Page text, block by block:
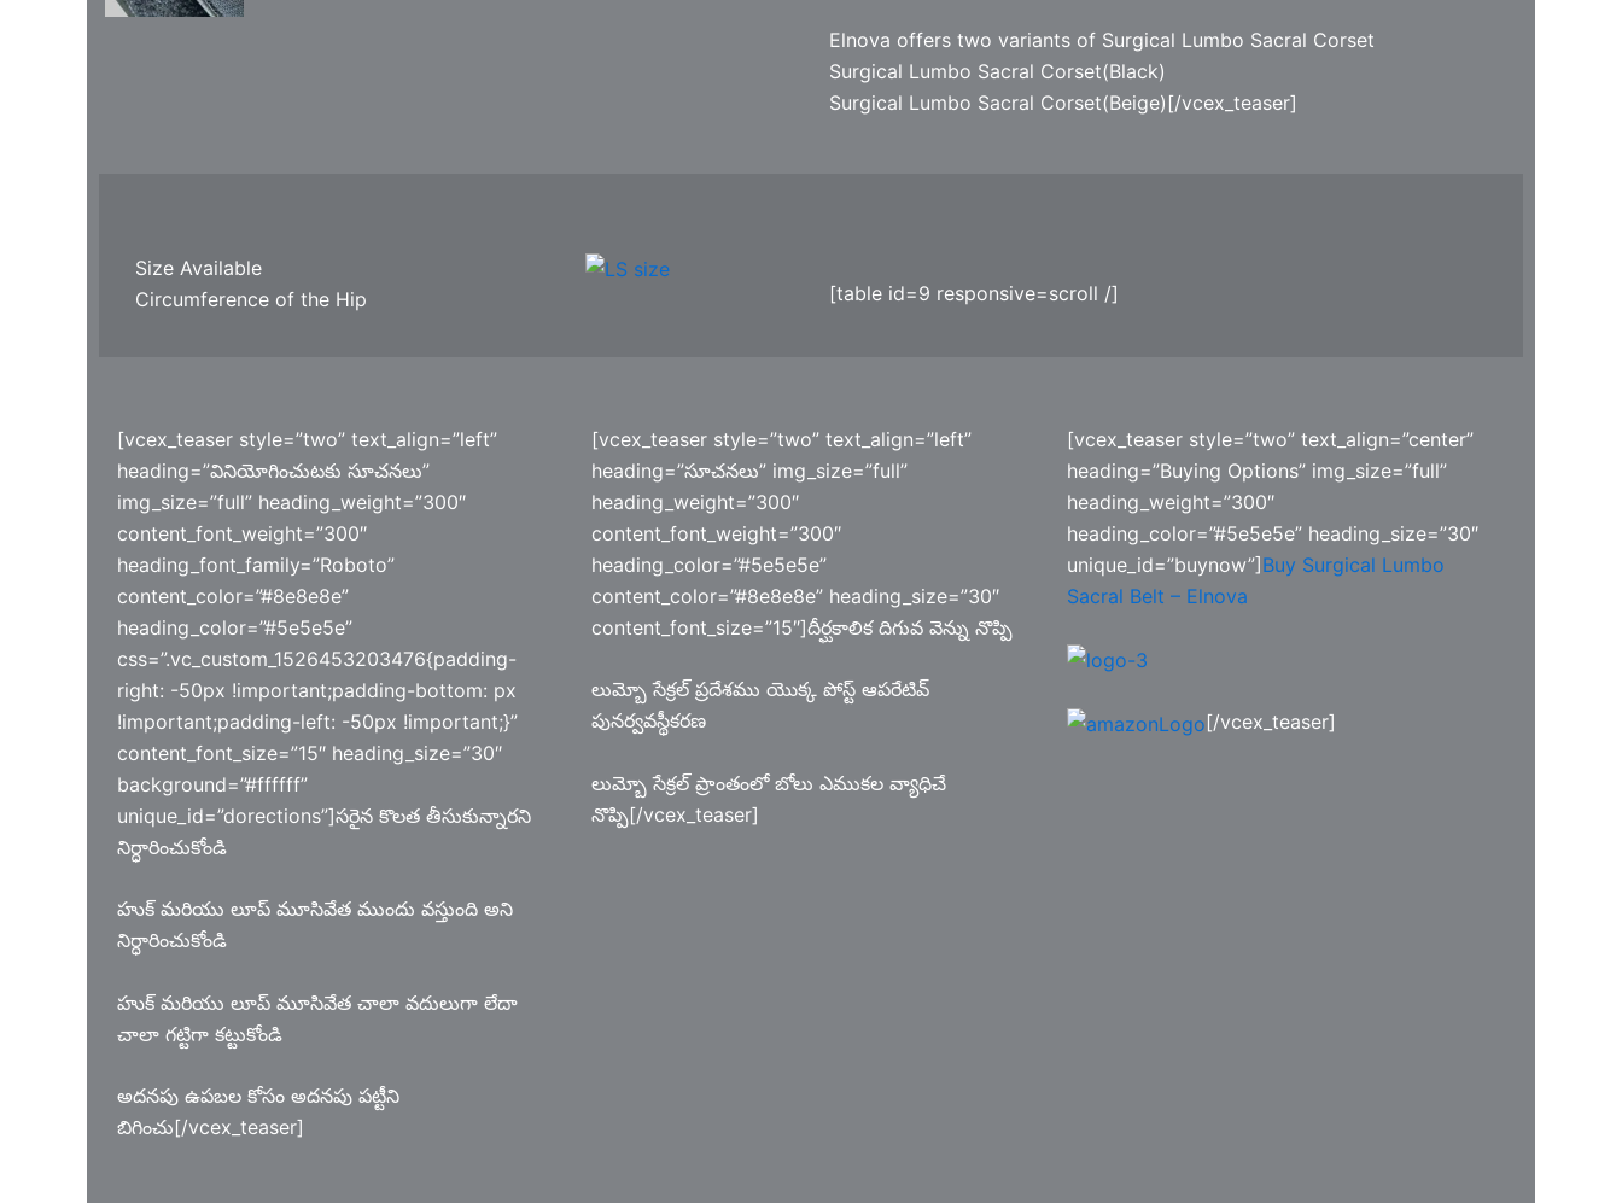
Elnova offers two variants of Surgical Lumbo Sacral Corset
Surgical Lumbo Sacral Corset(Black)
Surgical Lumbo Sacral Corset(Beige)[/vcex_teaser]
Size Available
Circumference of the Hip
[table id=9 responsive=scroll /]
[vcex_teaser style=”two” text_align=”left”
heading=”వినియోగించుటకు సూచనలు”
img_size=”full” heading_weight=”300″
content_font_weight=”300″
heading_font_family=”Roboto”
content_color=”#8e8e8e”
heading_color=”#5e5e5e”
css=”.vc_custom_1526453203476{padding-
right: -50px !important;padding-bottom: px
!important;padding-left: -50px !important;}”
content_font_size=”15″ heading_size=”30″
background=”#ffffff”
unique_id=”dorections”]సరైన కొలత తీసుకున్నారని
నిర్ధారించుకోండి
హుక్ మరియు లూప్ మూసివేత ముందు వస్తుంది అని
నిర్ధారించుకోండి
హుక్ మరియు లూప్ మూసివేత చాలా వదులుగా లేదా
చాలా గట్టిగా కట్టుకోండి
అదనపు ఉపబల కోసం అదనపు పట్టీని
బిగించు[/vcex_teaser]
[vcex_teaser style=”two” text_align=”left”
heading=”సూచనలు” img_size=”full”
heading_weight=”300″
content_font_weight=”300″
heading_color=”#5e5e5e”
content_color=”#8e8e8e” heading_size=”30″
content_font_size=”15″]దీర్ఘకాలిక దిగువ వెన్ను నొప్పి
లుమ్బో సేక్రల్ ప్రదేశము యొక్క పోస్ట్ ఆపరేటివ్
పునర్వవస్థీకరణ
లుమ్బో సేక్రల్ ప్రాంతంలో బోలు ఎముకల వ్యాధిచే
నొప్పి[/vcex_teaser]
[vcex_teaser style=”two” text_align=”center”
heading=”Buying Options” img_size=”full”
heading_weight=”300″
heading_color=”#5e5e5e” heading_size=”30″
unique_id=”buynow”]Buy Surgical Lumbo
Sacral Belt – Elnova
[/vcex_teaser]